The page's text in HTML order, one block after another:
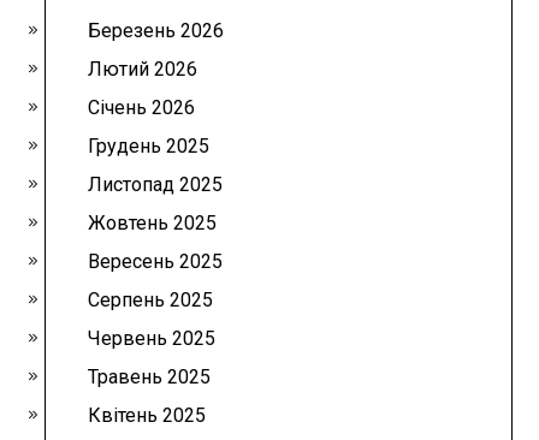
Березень 2026
Лютий 2026
Січень 2026
Грудень 2025
Листопад 2025
Жовтень 2025
Вересень 2025
Серпень 2025
Червень 2025
Травень 2025
Квітень 2025